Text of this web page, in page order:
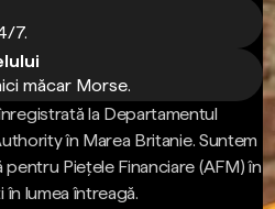
7.
măcar Morse.
la Departamentul
în Marea Britanie. Suntem
Piețele Financiare (AFM) în
lumea întreagă.